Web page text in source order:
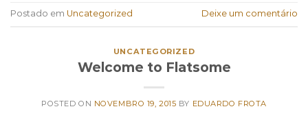
Postado em Uncategorized Deixe um comentário
UNCATEGORIZED
Welcome to Flatsome
POSTED ON NOVEMBRO 19, 2015 BY EDUARDO FROTA